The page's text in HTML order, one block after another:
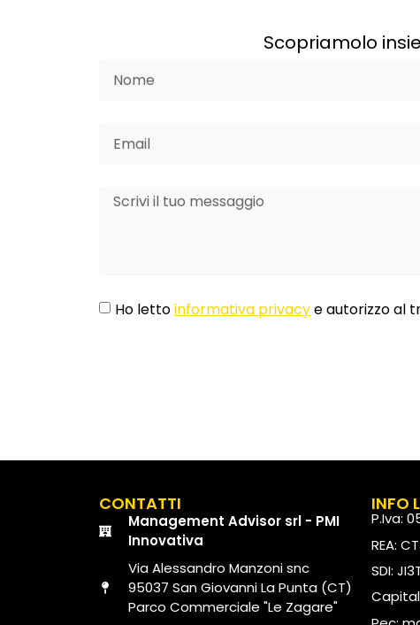
Scopriamolo
Ho lettoinformativa privacye autorizzo al
CONTATTI
Management Advisor srl - PMI
Innovativa
Via Alessandro Manzoni snc
95037 San Giovanni La Punta (CT)
Parco Commerciale "Le Zagare"
INFO
P.Iva:
REA:
SDI: